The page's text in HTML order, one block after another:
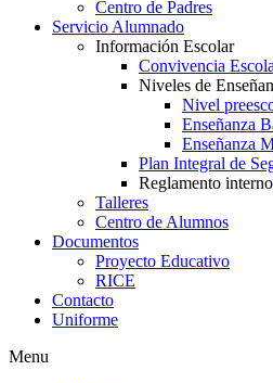
Centro de Padres
Servicio Alumnado
Información Escolar
Convivencia
Niveles de
Nivel
Enseñanza
Enseñanza
Plan Integral de
Reglamento interno
Talleres
Centro de Alumnos
Documentos
Proyecto Educativo
RICE
Contacto
Uniforme
Menu